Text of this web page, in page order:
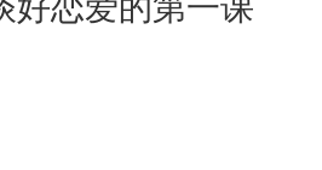
好恋爱的第一课